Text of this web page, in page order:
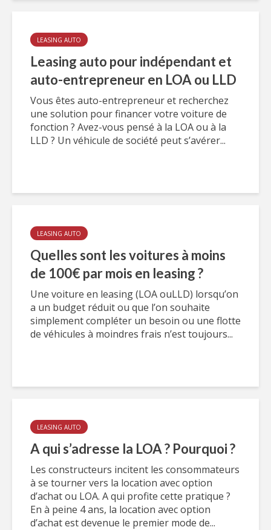
LEASING AUTO
Leasing auto pour indépendant et
auto-entrepreneur en LOA ou LLD
Vous êtes auto-entrepreneur et recherchez
une solution pour financer votre voiture de
fonction ? Avez-vous pensé à la LOA ou à la
LLD ? Un véhicule de société peut s’avérer...
LEASING AUTO
Quelles sont les voitures à moins
de 100€ par mois en leasing ?
Une voiture en leasing (LOA ouLLD) lorsqu’on
a un budget réduit ou que l’on souhaite
simplement compléter un besoin ou une flotte
de véhicules à moindres frais n’est toujours...
LEASING AUTO
A qui s’adresse la LOA ? Pourquoi ?
Les constructeurs incitent les consommateurs
à se tourner vers la location avec option
d’achat ou LOA. A qui profite cette pratique ?
En à peine 4 ans, la location avec option
d’achat est devenue le premier mode de...